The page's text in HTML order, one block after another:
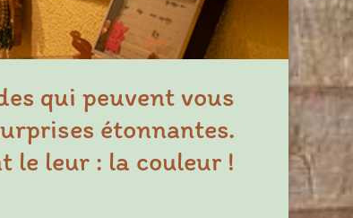
qui peuvent vous
étonnantes.
le leur : la couleur !